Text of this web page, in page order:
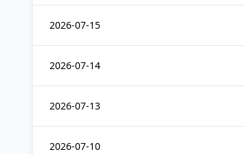
2026-07-15
2026-07-14
2026-07-13
2026-07-10